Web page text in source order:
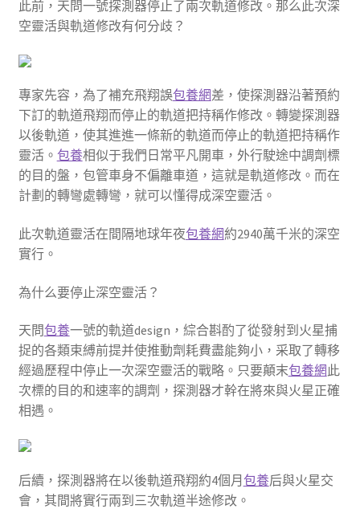
此前，天問一號探測器停止了兩次軌道修改。那么此次深
空靈活與軌道修改有何分歧？
專家先容，為了補充飛翔誤包養網差，使探測器沿著預約
下訂的軌道飛翔而停止的軌道把持稱作修改。轉變探測器
以後軌道，使其進進一條新的軌道而停止的軌道把持稱作
靈活。 包養相似于我們日常平凡開車，外行駛途中調劑標
的目的盤，包管車身不偏離車道，這就是軌道修改。而在
計劃的轉彎處轉彎，就可以懂得成深空靈活。
此次軌道靈活在間隔地球年夜包養網約2940萬千米的深空
實行。
為什么要停止深空靈活？
天問包養一號的軌道design，綜合斟酌了從發射到火星捕
捉的各類束縛前提并使推動劑耗費盡能夠小，采取了轉移
經過歷程中停止一次深空靈活的戰略。只要顛末包養網 此
次標的目的和速率的調劑，探測器才幹在將來與火星正確
相遇。
后續，探測器將在以後軌道飛翔約4個月包養后與火星交
會，其間將實行兩到三次軌道半途修改。